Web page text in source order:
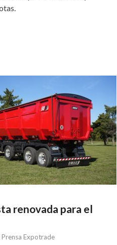
renovada para el
Prensa Expotrade